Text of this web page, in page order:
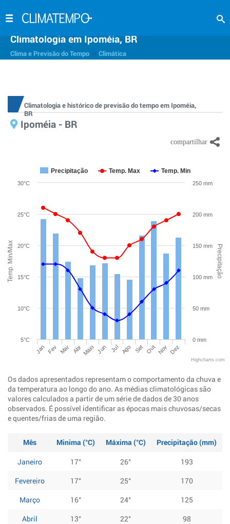
Climatologia em Ipoméia, BR
Clima e Previsão do Tempo Climática
Climatologia e histórico de previsão do tempo em Ipoméia,
BR
Ipoméia - BR
Temp. Min/Max Precipitação
Precipitação Temp. Max Temp. Min
Jan Fev Mar Abr Maio Jun Jul Ago Set Out Nov Dez
5°C
10°C
15°C
20°C
25°C
30°C
0 mm
50 mm
100 mm
150 mm
200 mm
250 mm
Highcharts.com
Os dados apresentados representam o comportamento da chuva e
da temperatura ao longo do ano. As médias climatológicas são
valores calculados a partir de um série de dados de 30 anos
observados. É possível identificar as épocas mais chuvosas/secas
e quentes/frias de uma região.
Mês Minima (°C) Máxima (°C)
Precipitação (mm)
Janeiro
17° 26°
193
Fevereiro
17° 25°
170
Março
16° 24°
125
Abril
13° 22°
98